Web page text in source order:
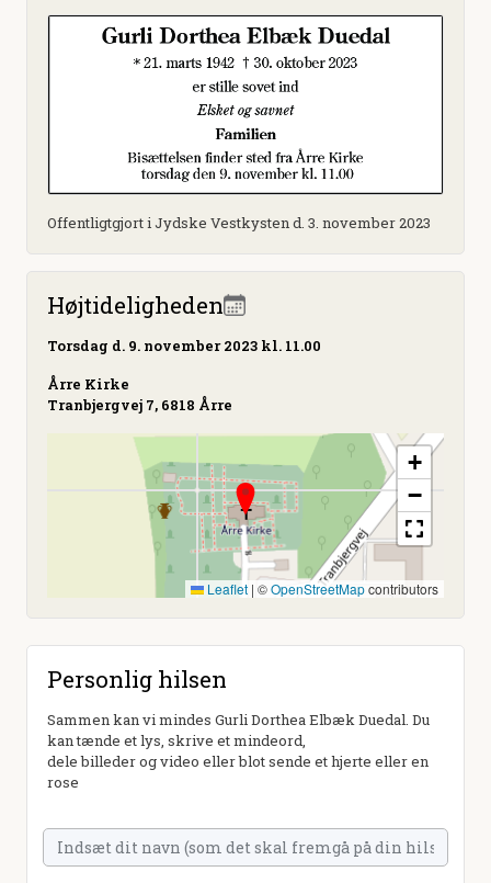
Offentligtgjort i Jydske Vestkysten d. 3. november 2023
Højtideligheden
Torsdag d. 9. november 2023 kl. 11.00
Årre Kirke
Tranbjergvej 7, 6818 Årre
+
−
Leaflet | ©OpenStreetMapcontributors
Personlig hilsen
Sammen kan vi mindes Gurli Dorthea Elbæk Duedal. Du
kan tænde et lys, skrive et mindeord,
dele billeder og video eller blot sende et hjerte eller en
rose